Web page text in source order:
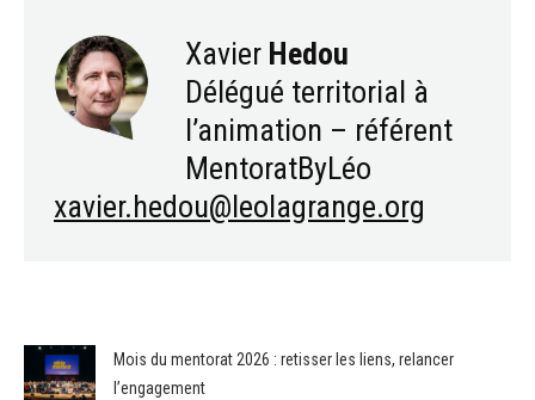
Xavier Hedou
Délégué territorial à
l’animation – référent
MentoratByLéo
xavier.hedou@leolagrange.org
Mois du mentorat 2026 : retisser les liens, relancer
l’engagement